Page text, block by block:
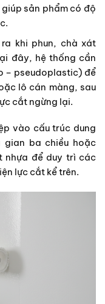
sản phẩm có độ
khi phun, chà xát
đây, hệ thống cần
– pseudoplastic) để
lô cán màng, sau
cắt ngừng lại.
vào cấu trúc dung
ba chiều hoặc
nhựa để duy trì các
lực cắt kể trên.